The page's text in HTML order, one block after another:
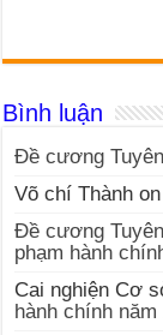
Bình luận
Đề cương
Võ chí Thành on
Đề cương
phạm hành
Cai nghiện Cơ
hành chính năm